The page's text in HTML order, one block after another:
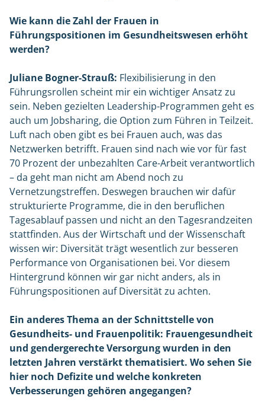
Wie kann die Zahl der Frauen in
Führungspositionen im Gesundheitswesen erhöht
werden?
Juliane Bogner-Strauß: Flexibilisierung in den
Führungsrollen scheint mir ein wichtiger Ansatz zu
sein. Neben gezielten Leadership-Programmen geht es
auch um Jobsharing, die Option zum Führen in Teilzeit.
Luft nach oben gibt es bei Frauen auch, was das
Netzwerken betrifft. Frauen sind nach wie vor für fast
70 Prozent der unbezahlten Care-Arbeit verantwortlich
– da geht man nicht am Abend noch zu
Vernetzungstreffen. Deswegen brauchen wir dafür
strukturierte Programme, die in den beruflichen
Tagesablauf passen und nicht an den Tagesrandzeiten
stattfinden. Aus der Wirtschaft und der Wissenschaft
wissen wir: Diversität trägt wesentlich zur besseren
Performance von Organisationen bei. Vor diesem
Hintergrund können wir gar nicht anders, als in
Führungspositionen auf Diversität zu achten.
Ein anderes Thema an der Schnittstelle von
Gesundheits- und Frauenpolitik: Frauengesundheit
und gendergerechte Versorgung wurden in den
letzten Jahren verstärkt thematisiert. Wo sehen Sie
hier noch Defizite und welche konkreten
Verbesserungen gehören angegangen?